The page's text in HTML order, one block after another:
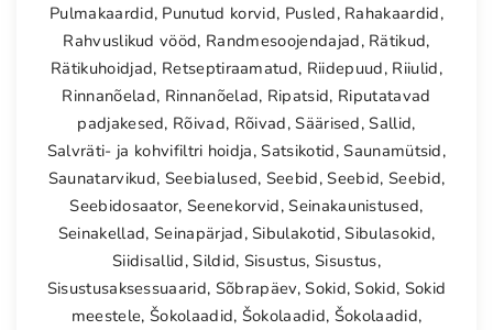
Pulmakaardid, Punutud korvid, Pusled, Rahakaardid,
Rahvuslikud vööd, Randmesoojendajad, Rätikud,
Rätikuhoidjad, Retseptiraamatud, Riidepuud, Riiulid,
Rinnanõelad, Rinnanõelad, Ripatsid, Riputatavad
padjakesed, Rõivad, Rõivad,Säärised,Sallid,
Salvräti- ja kohvifiltri hoidja,Satsikotid,Saunamütsid,
Saunatarvikud, Seebialused, Seebid,Seebid, Seebid,
Seebidosaator,Seenekorvid,Seinakaunistused,
Seinakellad, Seinapärjad,Sibulakotid,Sibulasokid,
Siidisallid,Sildid, Sisustus,Sisustus,
Sisustusaksessuaarid, Sõbrapäev,Sokid,Sokid, Sokid
meestele, Šokolaadid, Šokolaadid, Šokolaadid,